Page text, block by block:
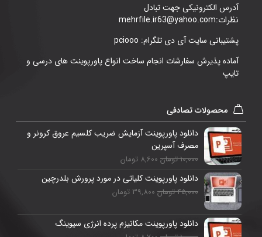
آدرس الکترونیکی جهت تبادل
نظرات:mehrfile.ir63@yahoo.com
پشتیبانی سایت آی دی تلگرام: pciooo
آماده پذیرش سفارشات انجام ساخت انواع پاورپوینت های درسی و
تایپ
محصولات تصادفی
دانلود پاورپوینت آزمایش ضریب کلسیم عروق کرونر و
مصرف آسپرین
10,000 تومان 8,600 تومان
دانلود پاورپوینت کلیاتی در مورد پرورش بلدرچین
45,000 تومان 39,800 تومان
دانلود پاورپوینت مکانیزم پرده انرژی سیوینگ